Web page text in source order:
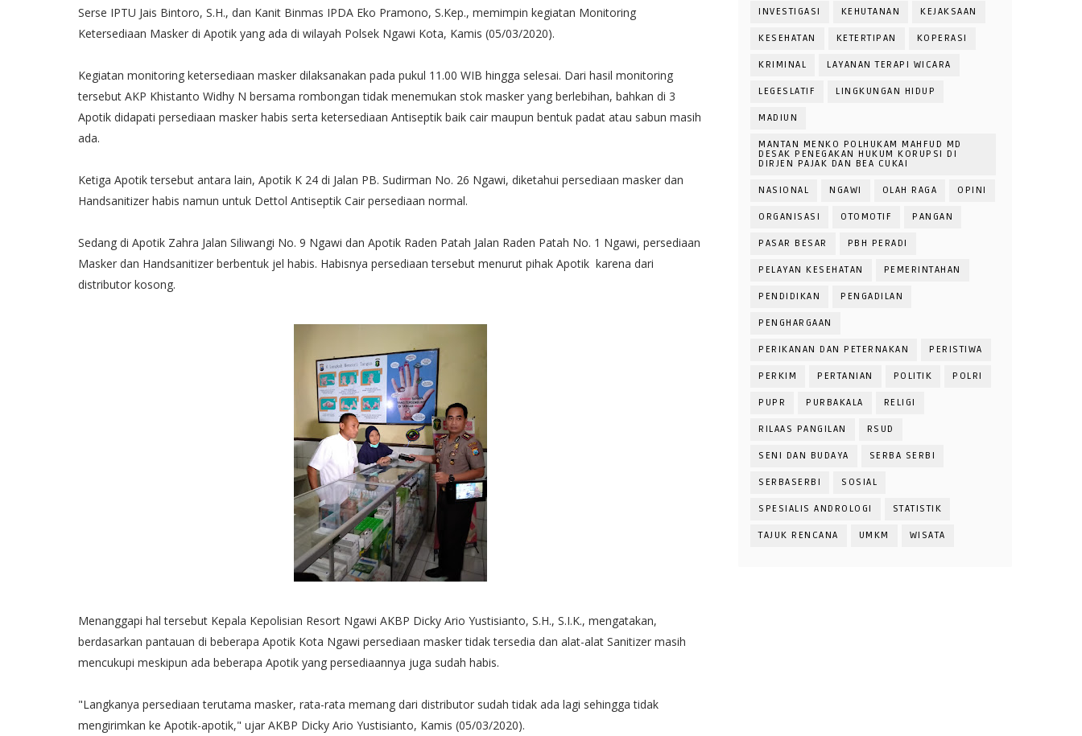
Serse IPTU Jais Bintoro, S.H., dan Kanit Binmas IPDA Eko Pramono, S.Kep., memimpin kegiatan Monitoring
Ketersediaan Masker di Apotik yang ada di wilayah Polsek Ngawi Kota, Kamis (05/03/2020).
Kegiatan monitoring ketersediaan masker dilaksanakan pada pukul 11.00 WIB hingga selesai. Dari hasil monitoring
tersebut AKP Khistanto Widhy N bersama rombongan tidak menemukan stok masker yang berlebihan, bahkan di 3
Apotik didapati persediaan masker habis serta ketersediaan Antiseptik baik cair maupun bentuk padat atau sabun masih
ada.
Ketiga Apotik tersebut antara lain, Apotik K 24 di Jalan PB. Sudirman No. 26 Ngawi, diketahui persediaan masker dan
Handsanitizer habis namun untuk Dettol Antiseptik Cair persediaan normal.
Sedang di Apotik Zahra Jalan Siliwangi No. 9 Ngawi dan Apotik Raden Patah Jalan Raden Patah No. 1 Ngawi, persediaan
Masker dan Handsanitizer berbentuk jel habis. Habisnya persediaan tersebut menurut pihak Apotik karena dari
distributor kosong.
Menanggapi hal tersebut Kepala Kepolisian Resort Ngawi AKBP Dicky Ario Yustisianto, S.H., S.I.K., mengatakan,
berdasarkan pantauan di beberapa Apotik Kota Ngawi persediaan masker tidak tersedia dan alat-alat Sanitizer masih
mencukupi meskipun ada beberapa Apotik yang persediaannya juga sudah habis.
"Langkanya persediaan terutama masker, rata-rata memang dari distributor sudah tidak ada lagi sehingga tidak
mengirimkan ke Apotik-apotik," ujar AKBP Dicky Ario Yustisianto, Kamis (05/03/2020).
INVESTIGASI KEHUTANAN KEJAKSAAN
KESEHATAN KETERTIPAN KOPERASI
KRIMINAL LAYANAN TERAPI WICARA
LEGESLATIF LINGKUNGAN HIDUP
MADIUN
MANTAN MENKO POLHUKAM MAHFUD MD
DESAK PENEGAKAN HUKUM KORUPSI DI
DIRJEN PAJAK DAN BEA CUKAI
NASIONAL NGAWI OLAH RAGA OPINI
ORGANISASI OTOMOTIF PANGAN
PASAR BESAR PBH PERADI
PELAYAN KESEHATAN PEMERINTAHAN
PENDIDIKAN PENGADILAN
PENGHARGAAN
PERIKANAN DAN PETERNAKAN PERISTIWA
PERKIM PERTANIAN POLITIK POLRI
PUPR PURBAKALA RELIGI
RILAAS PANGILAN RSUD
SENI DAN BUDAYA SERBA SERBI
SERBASERBI SOSIAL
SPESIALIS ANDROLOGI STATISTIK
TAJUK RENCANA UMKM WISATA